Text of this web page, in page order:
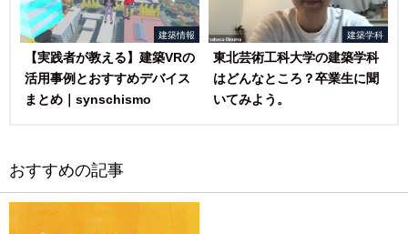
建築情報
【実践者が教える】建築VRの
活用事例とおすすめデバイス
まとめ｜synschismo
建築学科
東北芸術工科大学の建築学科
はどんなところ？卒業生に聞
いてみよう。
おすすめの記事